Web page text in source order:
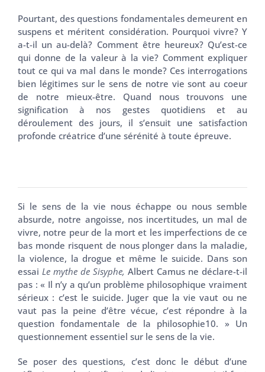
Pourtant, des questions fondamentales demeurent en
suspens et méritent considération. Pourquoi vivre? Y
a-t-il un au-delà? Comment être heureux? Qu’est-ce
qui donne de la valeur à la vie? Comment expliquer
tout ce qui va mal dans le monde? Ces interrogations
bien légitimes sur le sens de notre vie sont au coeur
de notre mieux-être. Quand nous trouvons une
signification à nos gestes quotidiens et au
déroulement des jours, il s’ensuit une satisfaction
profonde créatrice d’une sérénité à toute épreuve.
Si le sens de la vie nous échappe ou nous semble
absurde, notre angoisse, nos incertitudes, un mal de
vivre, notre peur de la mort et les imperfections de ce
bas monde risquent de nous plonger dans la maladie,
la violence, la drogue et même le suicide. Dans son
essai Le mythe de Sisyphe,Albert Camus ne déclare-t-il
pas : « Il n’y a qu’un problème philosophique vraiment
sérieux : c’est le suicide. Juger que la vie vaut ou ne
vaut pas la peine d’être vécue, c’est répondre à la
question fondamentale de la philosophie10. » Un
questionnement essentiel sur le sens de la vie.
Se poser des questions, c’est donc le début d’une